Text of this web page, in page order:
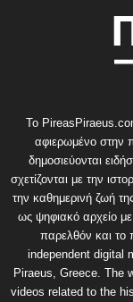
Το
αφιερωμένο στην
δημοσιεύονται
σχετίζονται με την
την καθημερινή ζωή
ως ψηφιακό αρχείο
παρελθόν και το
independent digital
Piraeus, Greece. The
videos related to the